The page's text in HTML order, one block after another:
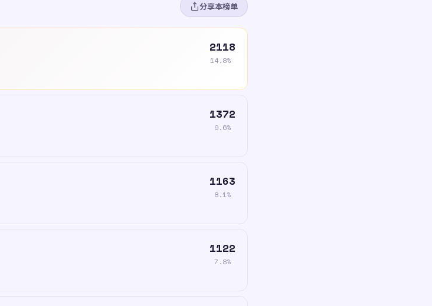
分享本榜单
2118
14.8%
1372
9.6%
1163
8.1%
1122
7.8%